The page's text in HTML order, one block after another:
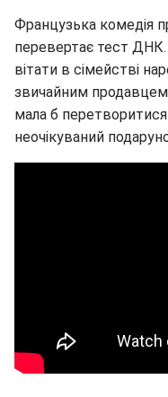
Французька комедія
перевертає тест ДНК.
вітати в сімействі
звичайним продавцем
мала б
неочікуваний